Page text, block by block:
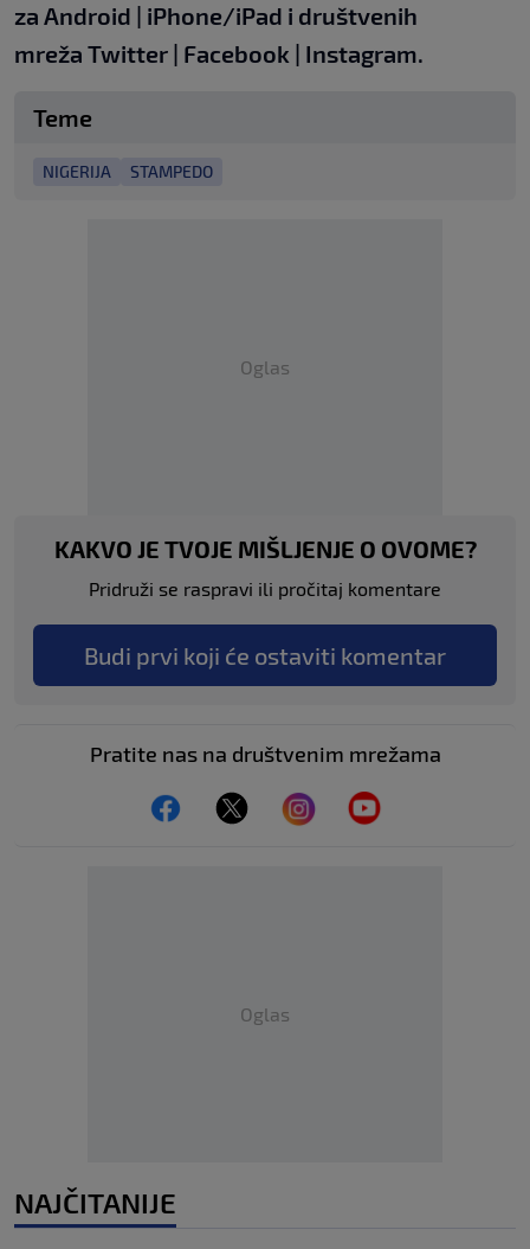
za Android | iPhone/iPad i društvenih
mreža Twitter | Facebook | Instagram.
Teme
NIGERIJA STAMPEDO
Oglas
KAKVO JE TVOJE MIŠLJENJE O OVOME?
Pridruži se raspravi ili pročitaj komentare
Budi prvi koji će ostaviti komentar
Pratite nas na društvenim mrežama
Oglas
NAJČITANIJE